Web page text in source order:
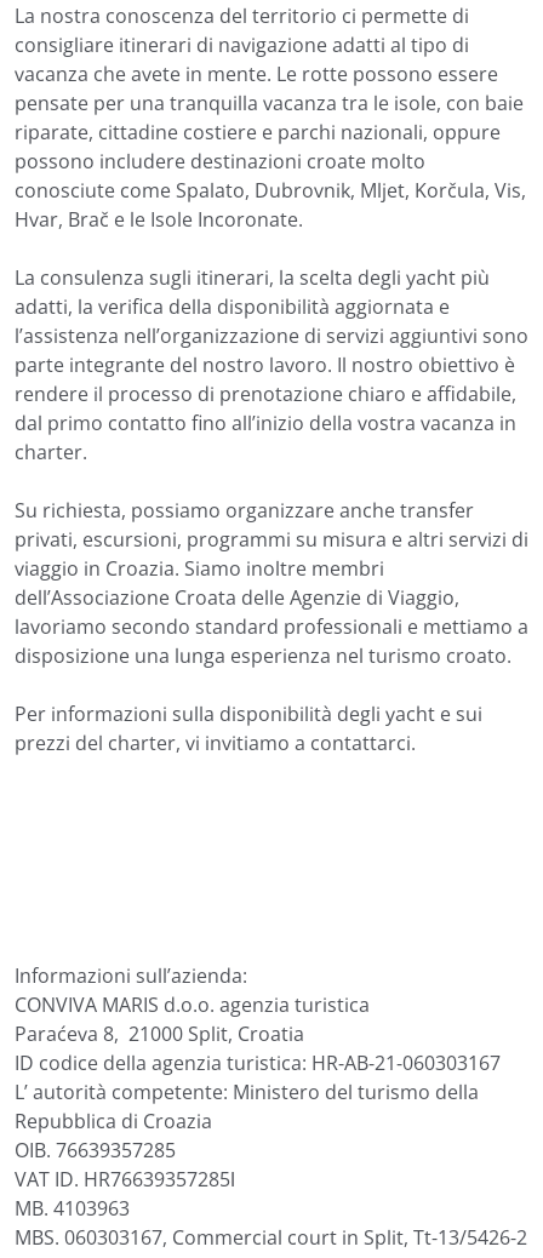
La nostra conoscenza del territorio ci permette di
consigliare itinerari di navigazione adatti al tipo di
vacanza che avete in mente. Le rotte possono essere
pensate per una tranquilla vacanza tra le isole, con baie
riparate, cittadine costiere e parchi nazionali, oppure
possono includere destinazioni croate molto
conosciute come Spalato, Dubrovnik, Mljet, Korčula, Vis,
Hvar, Brač e le Isole Incoronate.
La consulenza sugli itinerari, la scelta degli yacht più
adatti, la verifica della disponibilità aggiornata e
l’assistenza nell’organizzazione di servizi aggiuntivi sono
parte integrante del nostro lavoro. Il nostro obiettivo è
rendere il processo di prenotazione chiaro e affidabile,
dal primo contatto fino all’inizio della vostra vacanza in
charter.
Su richiesta, possiamo organizzare anche transfer
privati, escursioni, programmi su misura e altri servizi di
viaggio in Croazia. Siamo inoltre membri
dell’Associazione Croata delle Agenzie di Viaggio,
lavoriamo secondo standard professionali e mettiamo a
disposizione una lunga esperienza nel turismo croato.
Per informazioni sulla disponibilità degli yacht e sui
prezzi del charter, vi invitiamo a contattarci.
Informazioni sull’azienda:
CONVIVA MARIS d.o.o. agenzia turistica
Paraćeva 8, 21000 Split, Croatia
ID codice della agenzia turistica: HR-AB-21-060303167
L’ autorità competente: Ministero del turismo della
Repubblica di Croazia
OIB. 76639357285
VAT ID. HR76639357285ǀ
MB. 4103963
MBS. 060303167, Commercial court in Split, Tt-13/5426-2